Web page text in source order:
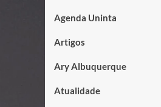
Agenda Uninta
Artigos
Ary Albuquerque
Atualidade